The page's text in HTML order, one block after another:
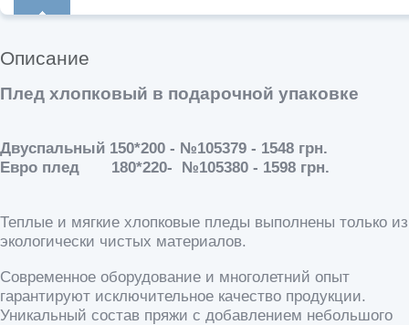
Описание
Плед хлопковый в подарочной упаковке
Двуспальный 150*200 - №105379 - 1548 грн.
Евро плед 180*220- №105380 - 1598 грн.
Теплые и мягкие хлопковые пледы выполнены только из
экологически чистых материалов.
Современное оборудование и многолетний опыт
гарантируют исключительное качество продукции.
Уникальный состав пряжи с добавлением небольшого